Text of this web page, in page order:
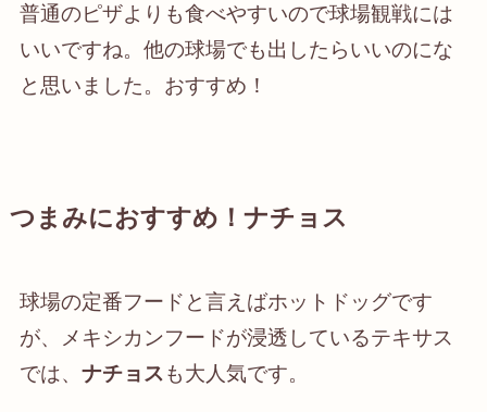
普通のピザよりも食べやすいので球場観戦には
いいですね。他の球場でも出したらいいのにな
と思いました。おすすめ！
つまみにおすすめ！ナチョス
球場の定番フードと言えばホットドッグです
が、メキシカンフードが浸透しているテキサス
では、 ナチョス も大人気です。